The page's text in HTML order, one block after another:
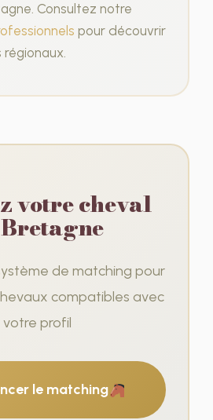
Consultez notre
pour découvrir
votre cheval
de matching pour
compatibles avec
votre profil
le matching